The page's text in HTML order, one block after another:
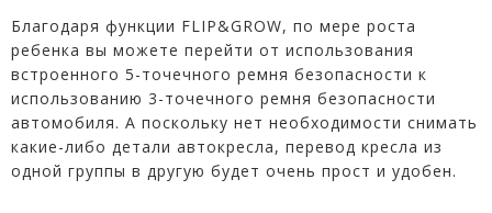
Благодаря функции FLIP&GROW, по мере роста
ребенка вы можете перейти от использования
встроенного 5-точечного ремня безопасности к
использованию 3-точечного ремня безопасности
автомобиля. А поскольку нет необходимости снимать
какие-либо детали автокресла, перевод кресла из
одной группы в другую будет очень прост и удобен.